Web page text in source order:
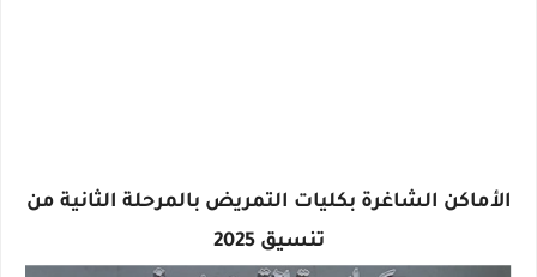
الأماكن الشاغرة بكليات التمريض بالمرحلة الثانية من
تنسيق 2025